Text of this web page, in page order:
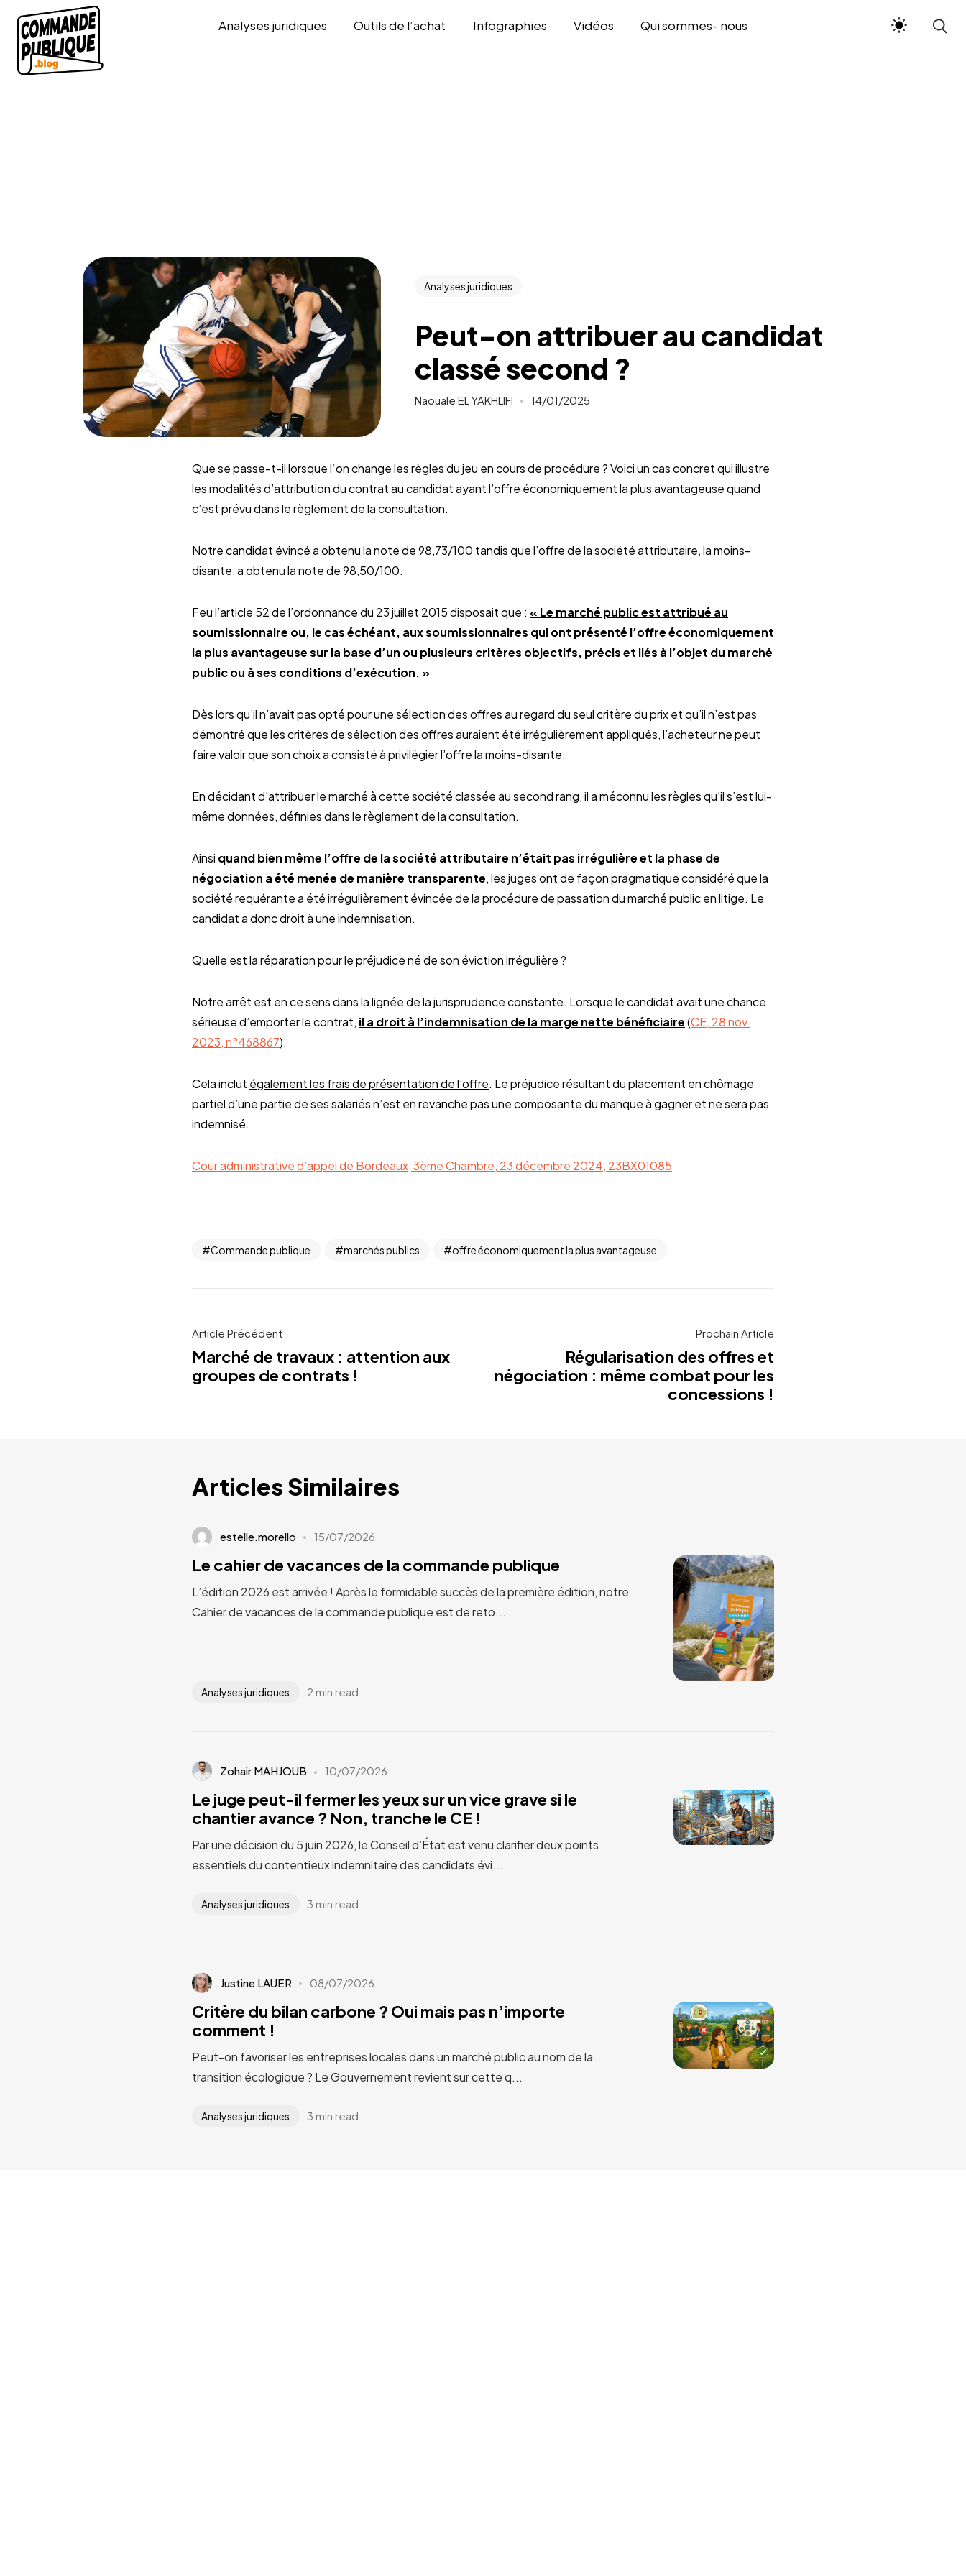
Analyses juridiques Outils de l’achat Infographies Vidéos Qui sommes- nous
Analyses juridiques
Peut-on attribuer au candidat
classé second ?
Naouale EL YAKHLIFI 14/01/2025
Que se passe-t-il lorsque l‘on change les règles du jeu en cours de procédure ? Voici un cas concret qui illustre
les modalités d’attribution du contrat au candidat ayant l’offre économiquement la plus avantageuse quand
c’est prévu dans le règlement de la consultation.
Notre candidat évincé a obtenu la note de 98,73/100 tandis que l’offre de la société attributaire, la moins-
disante, a obtenu la note de 98,50/100.
Feu l’article 52 de l’ordonnance du 23 juillet 2015 disposait que : « Le marché public est attribué au
soumissionnaire ou, le cas échéant, aux soumissionnaires qui ont présenté l’offre économiquement
la plus avantageuse sur la base d’un ou plusieurs critères objectifs, précis et liés à l’objet du marché
public ou à ses conditions d’exécution. »
Dès lors qu’il n’avait pas opté pour une sélection des offres au regard du seul critère du prix et qu’il n’est pas
démontré que les critères de sélection des offres auraient été irrégulièrement appliqués, l’acheteur ne peut
faire valoir que son choix a consisté à privilégier l’offre la moins-disante.
En décidant d’attribuer le marché à cette société classée au second rang, il a méconnu les règles qu’il s’est lui-
même données, définies dans le règlement de la consultation.
Ainsi quand bien même l’offre de la société attributaire n’était pas irrégulière et la phase de
négociation a été menée de manière transparente, les juges ont de façon pragmatique considéré que la
société requérante a été irrégulièrement évincée de la procédure de passation du marché public en litige. Le
candidat a donc droit à une indemnisation.
Quelle est la réparation pour le préjudice né de son éviction irrégulière ?
Notre arrêt est en ce sens dans la lignée de la jurisprudence constante. Lorsque le candidat avait une chance
sérieuse d’emporter le contrat, il a droit à l’indemnisation de la marge nette bénéficiaire(CE, 28 nov.
2023, n°468867).
Cela inclut également les frais de présentation de l’offre. Le préjudice résultant du placement en chômage
partiel d’une partie de ses salariés n’est en revanche pas une composante du manque à gagner et ne sera pas
indemnisé.
Cour administrative d’appel de Bordeaux, 3ème Chambre, 23 décembre 2024, 23BX01085
Commande publique marchés publics offre économiquement la plus avantageuse
Article Précédent
Marché de travaux : attention aux
groupes de contrats !
Prochain Article
Régularisation des offres et
négociation : même combat pour les
concessions !
Articles Similaires
estelle.morello 15/07/2026
Le cahier de vacances de la commande publique
L’édition 2026 est arrivée ! Après le formidable succès de la première édition, notre
Cahier de vacances de la commande publique est de reto...
Analyses juridiques 2 min read
Zohair MAHJOUB 10/07/2026
Le juge peut-il fermer les yeux sur un vice grave si le
chantier avance ? Non, tranche le CE !
Par une décision du 5 juin 2026, le Conseil d’État est venu clarifier deux points
essentiels du contentieux indemnitaire des candidats évi...
Analyses juridiques 3 min read
Justine LAUER 08/07/2026
Critère du bilan carbone ? Oui mais pas n’importe
comment !
Peut-on favoriser les entreprises locales dans un marché public au nom de la
transition écologique ? Le Gouvernement revient sur cette q...
Analyses juridiques 3 min read